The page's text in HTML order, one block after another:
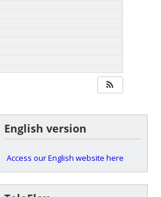
English version
Access our English website here